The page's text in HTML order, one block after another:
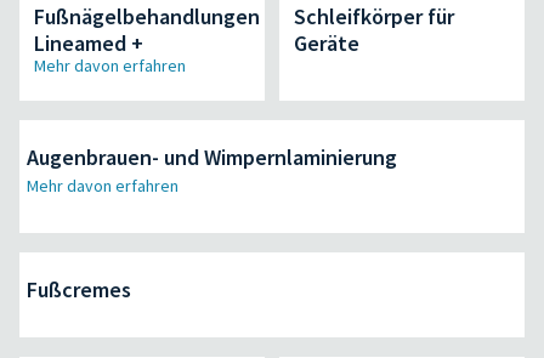
Fußnägelbehandlungen
Lineamed +
Mehr davon erfahren
Schleifkörper für
Geräte
Augenbrauen- und Wimpernlaminierung
Mehr davon erfahren
Fußcremes